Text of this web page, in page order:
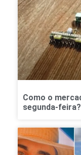
Como o
segunda-feira?